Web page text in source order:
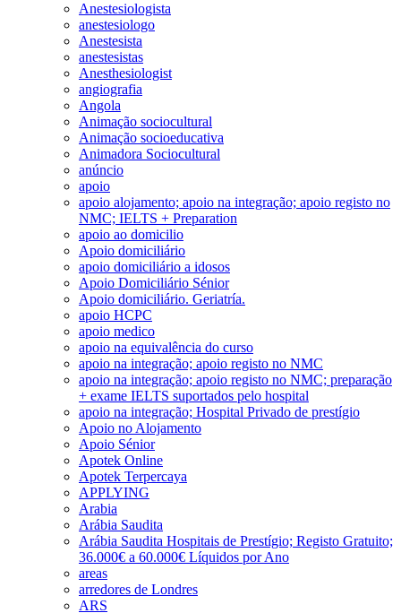
Anestesiologista
anestesiologo
Anestesista
anestesistas
Anesthesiologist
angiografia
Angola
Animação sociocultural
Animação socioeducativa
Animadora Sociocultural
anúncio
apoio
apoio alojamento; apoio na integração; apoio registo no
NMC; IELTS + Preparation
apoio ao domicilio
Apoio domiciliário
apoio domiciliário a idosos
Apoio Domiciliário Sénior
Apoio domiciliário. Geriatría.
apoio HCPC
apoio medico
apoio na equivalência do curso
apoio na integração; apoio registo no NMC
apoio na integração; apoio registo no NMC; preparação
+ exame IELTS suportados pelo hospital
apoio na integração; Hospital Privado de prestígio
Apoio no Alojamento
Apoio Sénior
Apotek Online
Apotek Terpercaya
APPLYING
Arabia
Arábia Saudita
Arábia Saudita Hospitais de Prestígio; Registo Gratuito;
36.000€ a 60.000€ Líquidos por Ano
areas
arredores de Londres
ARS